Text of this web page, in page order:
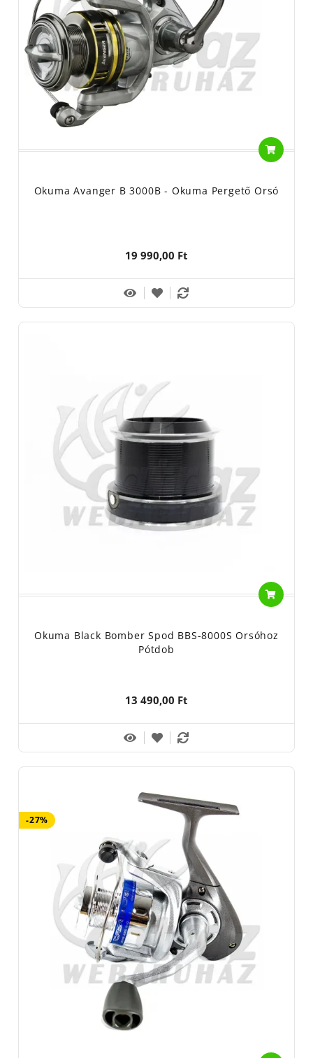
Okuma Avanger B 3000B - Okuma Pergető Orsó
19 990,00 Ft
Okuma Black Bomber Spod BBS-8000S Orsóhoz
Pótdob
13 490,00 Ft
-27%